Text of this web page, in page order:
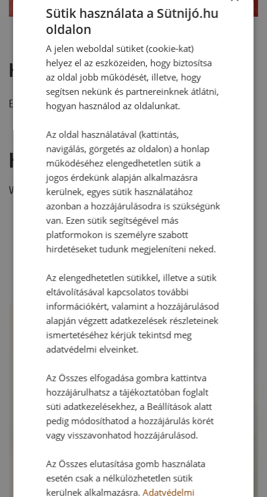
Hozzászólások
Ehhez a recepthez még nem érkezett hozzászólás.
Hozzászólás írása
Vélemény írásához, kérjük,jelentkezz be!
RECEPTAJÁNLÓ
Sütik használata a Sütnijó.hu
oldalon
A jelen weboldal sütiket (cookie-kat)
helyez el az eszközeiden, hogy biztosítsa
az oldal jobb működését, illetve, hogy
segítsen nekünk és partnereinknek átlátni,
hogyan használod az oldalunkat.
Az oldal használatával (kattintás,
navigálás, görgetés az oldalon) a honlap
működéséhez elengedhetetlen sütik a
jogos érdekünk alapján alkalmazásra
kerülnek, egyes sütik használatához
azonban a hozzájárulásodra is szükségünk
van. Ezen sütik segítségével más
platformokon is személyre szabott
hirdetéseket tudunk megjeleníteni neked.
Az elengedhetetlen sütikkel, illetve a sütik
eltávolításával kapcsolatos további
információkért, valamint a hozzájárulásod
alapján végzett adatkezelések részleteinek
ismertetéséhez kérjük tekintsd meg
adatvédelmi elveinket.
Az Összes elfogadása gombra kattintva
hozzájárulhatsz a tájékoztatóban foglalt
süti adatkezelésekhez, a Beállítások alatt
pedig módosíthatod a hozzájárulás körét
vagy visszavonhatod hozzájárulásod.
Az Összes elutasítása gomb használata
esetén csak a nélkülözhetetlen sütik
kerülnek alkalmazásra.Adatvédelmi